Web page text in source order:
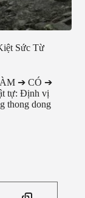
Sức Từ
➔ CÓ ➔
tự: Định vị
thong dong
gói chuyên môn